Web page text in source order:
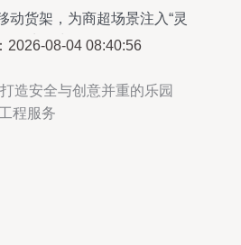
动货架，为商超场景注入“灵
动”生命力
2026-08-04 08:40:56